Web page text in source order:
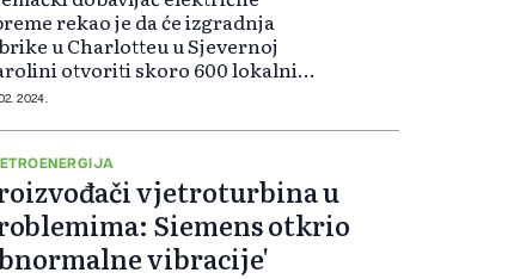
rekao je da će izgradnja
u Charlotteu u Sjevernoj
otvoriti skoro 600 lokalnih
mjesta. Energetski
električne mreže
a, a cilj zemlj...
2024.
vjetroturbina u
Siemens otkrio
vibracije'